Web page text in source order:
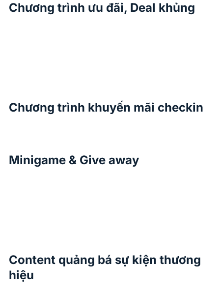
Chương trình ưu đãi, Deal khủng
Chương trình khuyến mãi checkin
Minigame & Give away
Content quảng bá sự kiện thương
hiệu